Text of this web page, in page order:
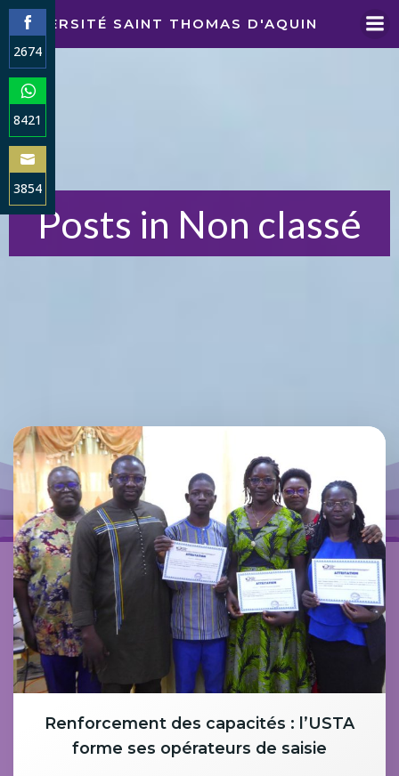
au
contenu
UNIVERSITÉ SAINT THOMAS D'AQUIN
Posts in Non classé
Renforcement des capacités : l’USTA
forme ses opérateurs de saisie
2674
Share
on
Facebook
8421
Share
on
WhatsApp
3854
Share
on
Email